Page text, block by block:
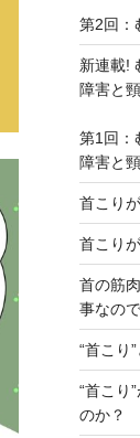
第2回：
新連載!
障害と
第1回：
障害と
首こり
首こり
首の筋
事なの
“首こり
“首こり
のか？